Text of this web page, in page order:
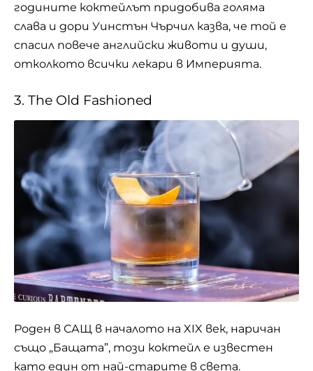
годините коктейлът придобива голяма
слава и дори Уинстън Чърчил казва, че той е
спасил повече английски животи и души,
отколкото всички лекари в Империята.
3. The Old Fashioned
Роден в САЩ в началото на XIX век, наричан
също „Бащата”, този коктейл е известен
като един от най-старите в света.